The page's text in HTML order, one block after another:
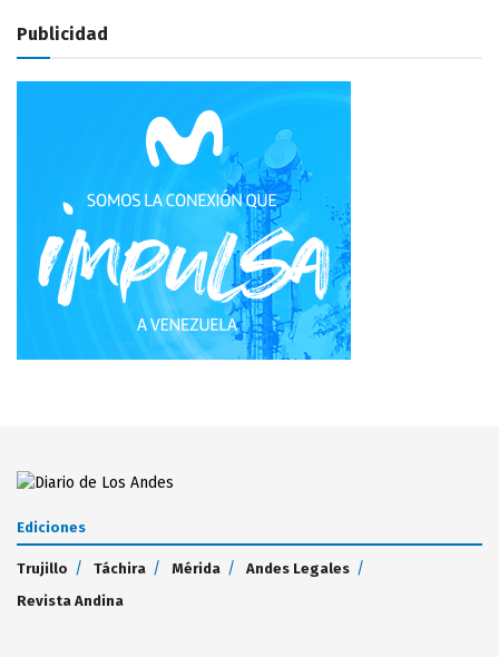
Publicidad
Ediciones
Trujillo Táchira Mérida
Andes Legales
Revista Andina